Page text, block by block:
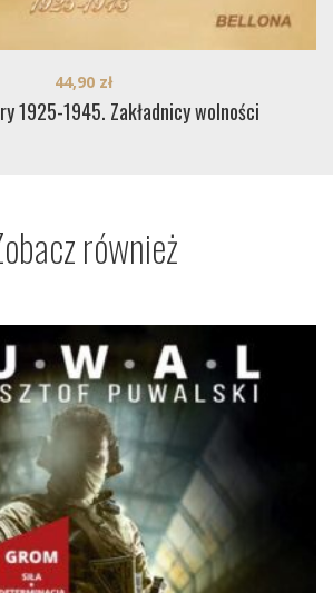
1925-1945. Zakładnicy wolności
44,90 zł
również